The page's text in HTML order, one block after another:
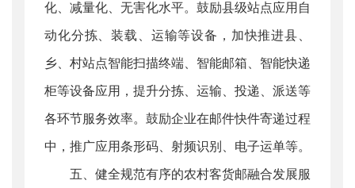
化、减量化、无害化水平。鼓励县级站点应用自
动化分拣、装载、运输等设备，加快推进县、
乡、村站点智能扫描终端、智能邮箱、智能快递
柜等设备应用，提升分拣、运输、投递、派送等
各环节服务效率。鼓励企业在邮件快件寄递过程
中，推广应用条形码、射频识别、电子运单等。
五、健全规范有序的农村客货邮融合发展服